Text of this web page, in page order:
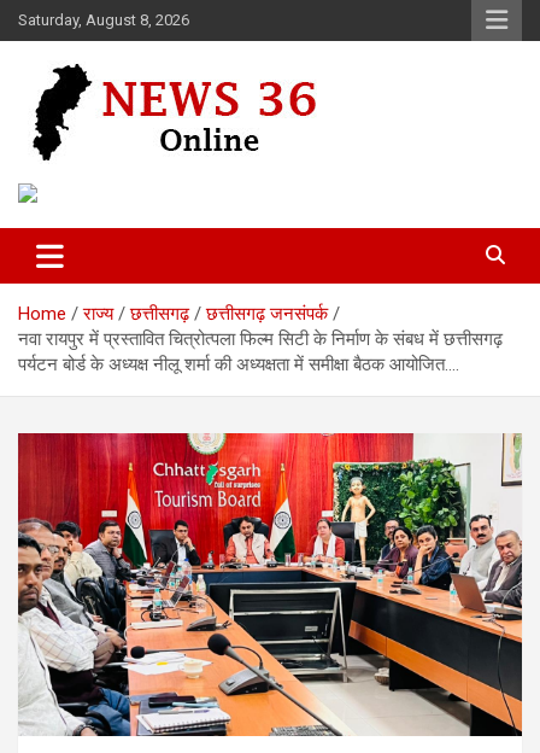
Skip
to
Saturday, August 8, 2026
News 36
Home राज्य छत्तीसगढ़
छत्तीसगढ़ जनसंपर्क
नवा रायपुर में प्रस्तावित चित्रोत्पला फिल्म सिटी के निर्माण के संबध में छत्तीसगढ़
पर्यटन बोर्ड के अध्यक्ष नीलू शर्मा की अध्यक्षता में समीक्षा बैठक आयोजित….